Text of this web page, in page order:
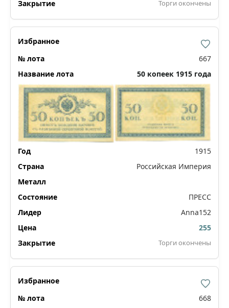
Торги окончены
667
50 копеек 1915 года
1915
Российская Империя
ПРЕСС
Anna152
255
Торги окончены
668